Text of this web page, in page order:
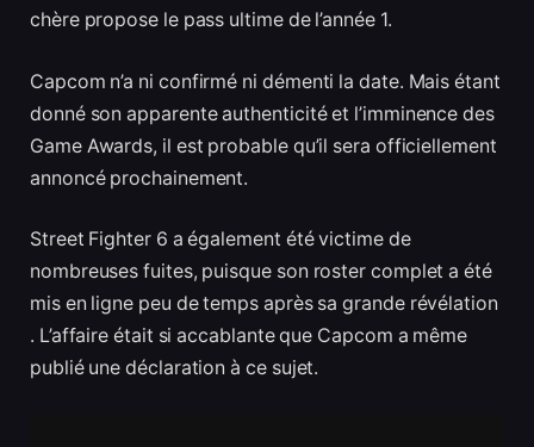
chère propose le pass ultime de l’année 1.
Capcom n’a ni confirmé ni démenti la date. Mais étant
donné son apparente authenticité et l’imminence des
Game Awards, il est probable qu’il sera officiellement
annoncé prochainement.
Street Fighter 6 a également été victime de
nombreuses fuites, puisque son roster complet a été
mis en ligne peu de temps après sa grande révélation
. L’affaire était si accablante que Capcom a même
publié une déclaration à ce sujet.